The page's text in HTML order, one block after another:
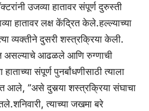
उजव्या हातावर संपूर्ण दुरुस्ती
हातावर लक्ष केंद्रित केले.हल्ल्याच्या
व्यक्तीने दुसरी शस्त्रक्रिया केली.
असल्याचे आढळले आणि रुग्णाची
हाताच्या संपूर्ण पुनर्बांधणीसाठी त्याला
आले, ”असे दुसर्‍या शस्त्रक्रिया संघाचा
शनिवारी, त्याच्या जखमा बरे